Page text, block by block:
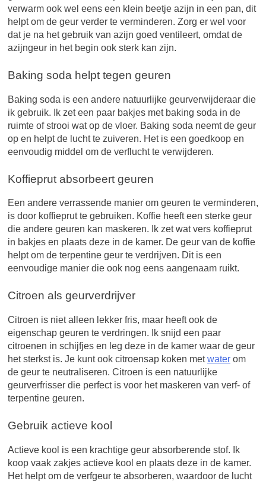
verwarm ook wel eens een klein beetje azijn in een pan, dit
helpt om de geur verder te verminderen. Zorg er wel voor
dat je na het gebruik van azijn goed ventileert, omdat de
azijngeur in het begin ook sterk kan zijn.
Baking soda helpt tegen geuren
Baking soda is een andere natuurlijke geurverwijderaar die
ik gebruik. Ik zet een paar bakjes met baking soda in de
ruimte of strooi wat op de vloer. Baking soda neemt de geur
op en helpt de lucht te zuiveren. Het is een goedkoop en
eenvoudig middel om de verflucht te verwijderen.
Koffieprut absorbeert geuren
Een andere verrassende manier om geuren te verminderen,
is door koffieprut te gebruiken. Koffie heeft een sterke geur
die andere geuren kan maskeren. Ik zet wat vers koffieprut
in bakjes en plaats deze in de kamer. De geur van de koffie
helpt om de terpentine geur te verdrijven. Dit is een
eenvoudige manier die ook nog eens aangenaam ruikt.
Citroen als geurverdrijver
Citroen is niet alleen lekker fris, maar heeft ook de
eigenschap geuren te verdringen. Ik snijd een paar
citroenen in schijfjes en leg deze in de kamer waar de geur
het sterkst is. Je kunt ook citroensap koken metwater om
de geur te neutraliseren. Citroen is een natuurlijke
geurverfrisser die perfect is voor het maskeren van verf- of
terpentine geuren.
Gebruik actieve kool
Actieve kool is een krachtige geur absorberende stof. Ik
koop vaak zakjes actieve kool en plaats deze in de kamer.
Het helpt om de verfgeur te absorberen, waardoor de lucht